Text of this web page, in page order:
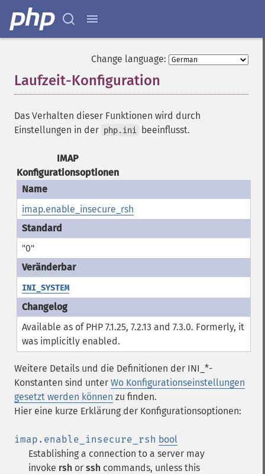
Change language:
Laufzeit-Konfiguration
Das Verhalten dieser Funktionen wird durch
Einstellungen in der php.ini beeinflusst.
IMAP
Konfigurationsoptionen
imap.enable_insecure_rsh
"0"
INI_SYSTEM
Available as of PHP 7.1.25, 7.2.13 and 7.3.0. Formerly, it
was implicitly enabled.
Weitere Details und die Definitionen der INI_*-
Konstanten sind unter Wo Konfigurationseinstellungen
gesetzt werden können zu finden.
Hier eine kurze Erklärung der Konfigurationsoptionen:
imap.enable_insecure_rsh bool
Establishing a connection to a server may
invoke rsh or ssh commands, unless this